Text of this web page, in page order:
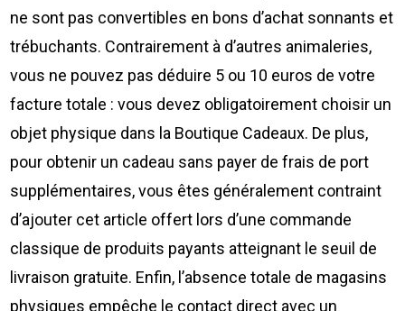
ne sont pas convertibles en bons d’achat sonnants et
trébuchants. Contrairement à d’autres animaleries,
vous ne pouvez pas déduire 5 ou 10 euros de votre
facture totale : vous devez obligatoirement choisir un
objet physique dans la Boutique Cadeaux. De plus,
pour obtenir un cadeau sans payer de frais de port
supplémentaires, vous êtes généralement contraint
d’ajouter cet article offert lors d’une commande
classique de produits payants atteignant le seuil de
livraison gratuite. Enfin, l’absence totale de magasins
physiques empêche le contact direct avec un